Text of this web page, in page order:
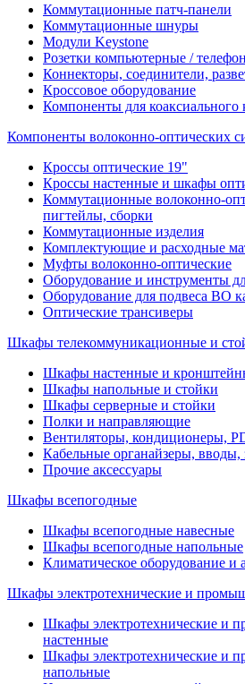
Коммутационные патч-панели
Коммутационные шнуры
Модули Keystone
Розетки компьютерные /
Коннекторы, соединители,
Кроссовое оборудование
Компоненты для коаксиального
Компоненты волоконно-оптических
Кроссы оптические 19"
Кроссы настенные и шкафы
Коммутационные волоконно-
пигтейлы, сборки
Коммутационные изделия
Комплектующие и расходные
Муфты волоконно-оптические
Оборудование и инструменты
Оборудование для подвеса ВО
Оптические трансиверы
Шкафы телекоммуникационные и
Шкафы настенные и
Шкафы напольные и стойки
Шкафы серверные и стойки
Полки и направляющие
Вентиляторы, кондиционеры,
Кабельные органайзеры, вводы,
Прочие аксеcсуары
Шкафы всепогодные
Шкафы всепогодные навесные
Шкафы всепогодные напольные
Климатическое оборудование и
Шкафы электротехнические и
Шкафы электротехнические и
настенные
Шкафы электротехнические и
напольные